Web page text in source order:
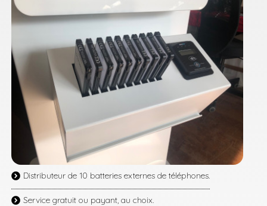
Distributeur de 10 batteries externes de téléphones.
Service gratuit ou payant, au choix.